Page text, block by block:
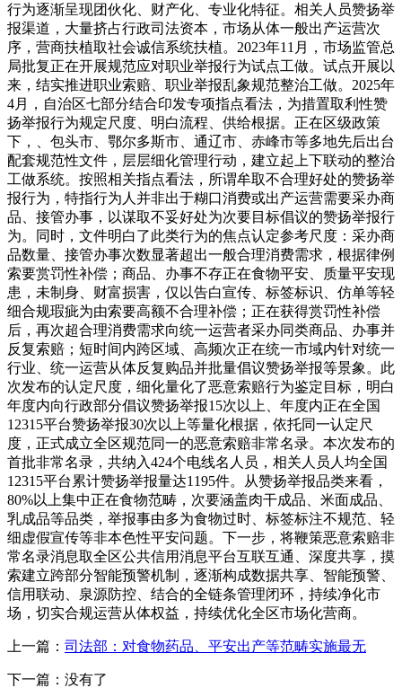
行为逐渐呈现团伙化、财产化、专业化特征。相关人员赞扬举
报渠道，大量挤占行政司法资本，市场从体一般出产运营次
序，营商扶植取社会诚信系统扶植。2023年11月，市场监管总
局批复正在开展规范应对职业举报行为试点工做。试点开展以
来，结实推进职业索赔、职业举报乱象规范整治工做。2025年
4月，自治区七部分结合印发专项指点看法，为措置取利性赞
扬举报行为规定尺度、明白流程、供给根据。正在区级政策
下，、包头市、鄂尔多斯市、通辽市、赤峰市等多地先后出台
配套规范性文件，层层细化管理行动，建立起上下联动的整治
工做系统。按照相关指点看法，所谓牟取不合理好处的赞扬举
报行为，特指行为人并非出于糊口消费或出产运营需要采办商
品、接管办事，以谋取不妥好处为次要目标倡议的赞扬举报行
为。同时，文件明白了此类行为的焦点认定参考尺度：采办商
品数量、接管办事次数显著超出一般合理消费需求，根据律例
索要赏罚性补偿；商品、办事不存正在食物平安、质量平安现
患，未制身、财富损害，仅以告白宣传、标签标识、仿单等轻
细合规瑕疵为由索要高额不合理补偿；正在获得赏罚性补偿
后，再次超合理消费需求向统一运营者采办同类商品、办事并
反复索赔；短时间内跨区域、高频次正在统一市域内针对统一
行业、统一运营从体反复购品并批量倡议赞扬举报等景象。此
次发布的认定尺度，细化量化了恶意索赔行为鉴定目标，明白
年度内向行政部分倡议赞扬举报15次以上、年度内正在全国
12315平台赞扬举报30次以上等量化根据，依托同一认定尺
度，正式成立全区规范同一的恶意索赔非常名录。本次发布的
首批非常名录，共纳入424个电线名人员，相关人员人均全国
12315平台累计赞扬举报量达1195件。从赞扬举报品类来看，
80%以上集中正在食物范畴，次要涵盖肉干成品、米面成品、
乳成品等品类，举报事由多为食物过时、标签标注不规范、轻
细虚假宣传等非本色性平安问题。下一步，将鞭策恶意索赔非
常名录消息取全区公共信用消息平台互联互通、深度共享，摸
索建立跨部分智能预警机制，逐渐构成数据共享、智能预警、
信用联动、泉源防控、结合的全链条管理闭环，持续净化市
场，切实合规运营从体权益，持续优化全区市场化营商。
上一篇： 司法部：对食物药品、平安出产等范畴实施最无
下一篇：没有了